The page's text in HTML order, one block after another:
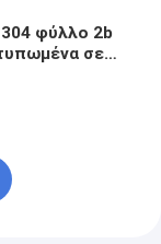
φύλλο 2b
σε